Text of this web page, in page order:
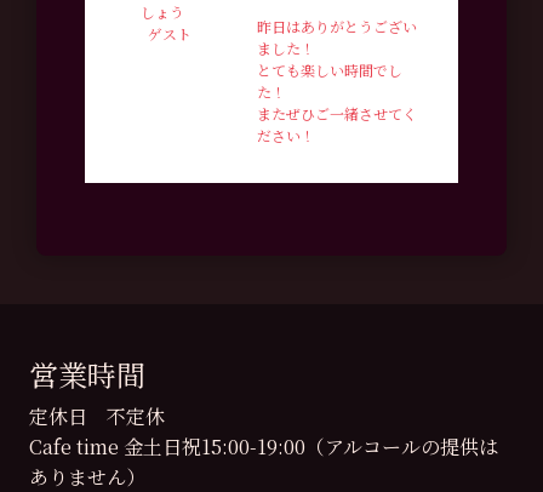
しょう
ゲスト
昨日はありがとうござい
ました！
とても楽しい時間でし
た！
またぜひご一緒させてく
ださい！
営業時間
定休日 不定休
Cafe time 金土日祝15:00-19:00（アルコールの提供は
ありません）